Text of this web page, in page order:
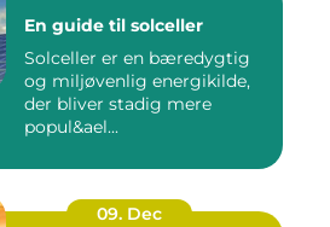
En guide til solceller
Solceller er en bæredygtig
og miljøvenlig energikilde,
der bliver stadig mere
popul&ael...
09. Dec